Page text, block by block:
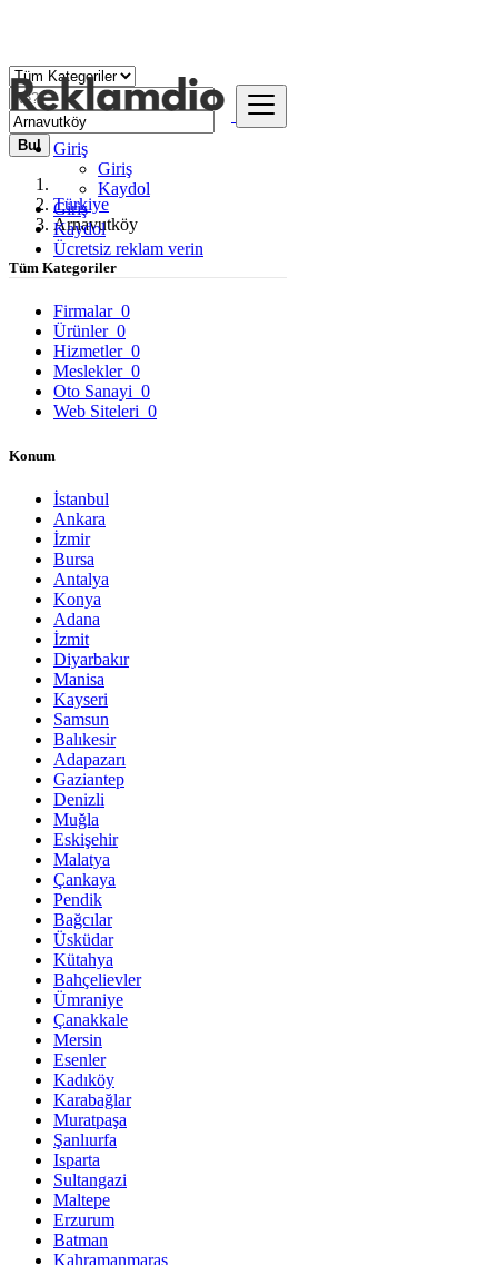
Giriş
Giriş
Kaydol
Giriş
Kaydol
Ücretsiz reklam verin
Bul
Türkiye
Arnavutköy
Tüm Kategoriler
Firmalar 0
Ürünler 0
Hizmetler 0
Meslekler 0
Oto Sanayi 0
Web Siteleri 0
Konum
İstanbul
Ankara
İzmir
Bursa
Antalya
Konya
Adana
İzmit
Diyarbakır
Manisa
Kayseri
Samsun
Balıkesir
Adapazarı
Gaziantep
Denizli
Muğla
Eskişehir
Malatya
Çankaya
Pendik
Bağcılar
Üsküdar
Kütahya
Bahçelievler
Ümraniye
Çanakkale
Mersin
Esenler
Kadıköy
Karabağlar
Muratpaşa
Şanlıurfa
Isparta
Sultangazi
Maltepe
Erzurum
Batman
Kahramanmaraş